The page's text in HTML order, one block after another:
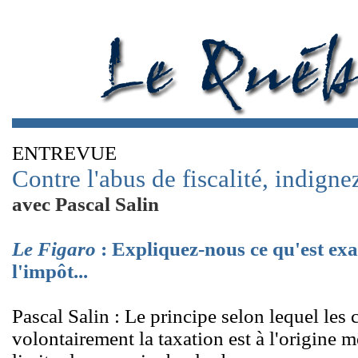
ENTREVUE
Contre l'abus de fiscalité,
avec Pascal Salin
Le Figaro : Expliquez-nous ce qu'est
l'impôt...
Pascal Salin : Le principe selon lequel les
volontairement la taxation est à l'origine